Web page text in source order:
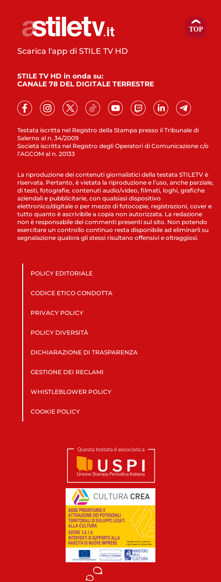
Testata iscritta nel Registro della Stampa presso il Tribunale di
Salerno al n. 34/2009
Società iscritta nel Registro degli Operatori di Comunicazione c/o
l’AGCOM al n. 20133
Scarica l'app di STILE TV HD
STILE TV HD in onda su:
CANALE 78 DEL DIGITALE TERRESTRE
La riproduzione dei contenuti giornalistici della testata STILETV è
riservata. Pertanto, è vietata la riproduzione e l’uso, anche parziale,
di testi, fotografie, contenuti audio/video, filmati, loghi, grafiche
aziendali e pubblicitarie, con qualsiasi dispositivo
elettronico/digitale o per mezzo di fotocopie, registrazioni, cover e
tutto quanto è ascrivibile a copia non autorizzata. La redazione
non è responsabile dei commenti presenti sul sito. Non potendo
esercitare un controllo continuo resta disponibile ad eliminarli su
segnalazione qualora gli stessi risultano offensivi e oltraggiosi.
POLICY EDITORIALE
CODICE ETICO CONDOTTA
PRIVACY POLICY
POLICY DIVERSITÀ
DICHIARAZIONE DI TRASPARENZA
GESTIONE DEI RECLAMI
WHISTLEBLOWER POLICY
COOKIE POLICY